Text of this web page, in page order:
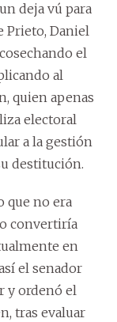
deja vú para
Prieto, Daniel
el
al
quien apenas
electoral
a la gestión
destitución.
que no era
convertiría
en
el senador
y ordenó el
tras evaluar